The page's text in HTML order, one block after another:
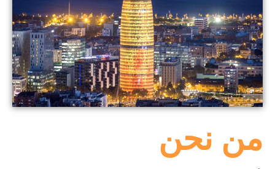
من نحن